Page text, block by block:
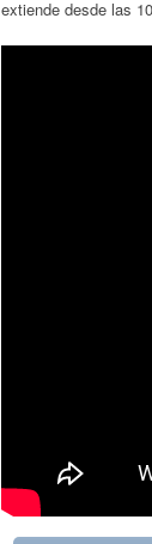
extiende desde las